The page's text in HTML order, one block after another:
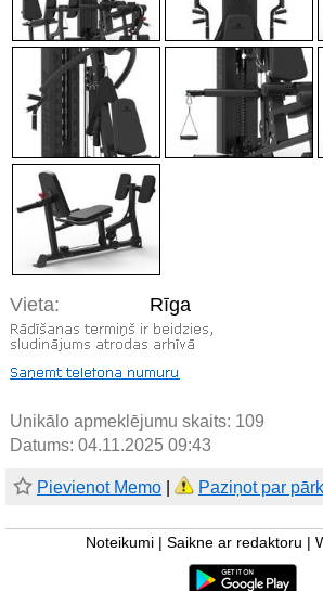
Vieta: Rīga
Unikālo apmeklējumu skaits: 109
Datums: 04.11.2025 09:43
Pievienot Memo Paziņot par
Noteikumi Saikne ar redaktoru